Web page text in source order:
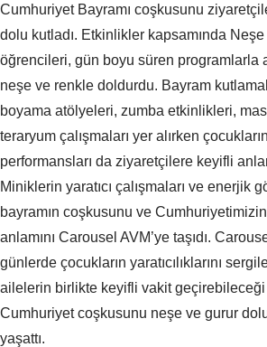
Cumhuriyet Bayramı coşkusunu
dolu kutladı. Etkinlikler kapsamında
öğrencileri, gün boyu süren programlarla
neşe ve renkle doldurdu. Bayram
boyama atölyeleri, zumba etkinlikleri,
teraryum çalışmaları yer alırken
performansları da ziyaretçilere keyifli
Miniklerin yaratıcı çalışmaları ve enerjik
bayramın coşkusunu ve Cumhuriyetimizin
anlamını Carousel AVM’ye taşıdı.
günlerde çocukların yaratıcılıklarını
ailelerin birlikte keyifli vakit
Cumhuriyet coşkusunu neşe ve gurur
yaşattı.